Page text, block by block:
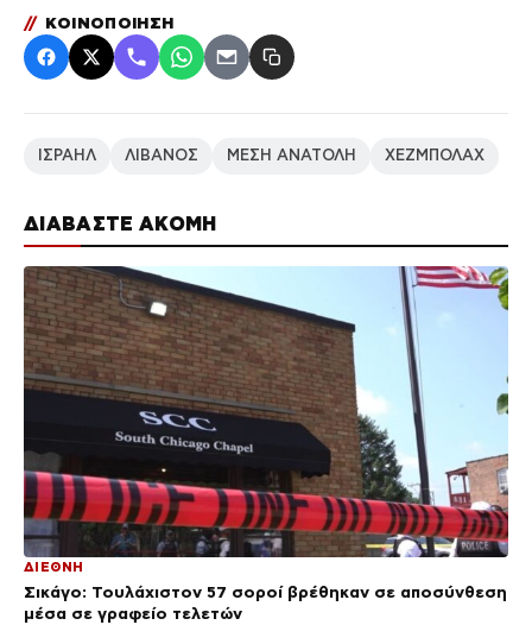
ΔΙΑΒΑΣΤΕ ΑΚΟΜΗ
ΔΙΕΘΝΗ
Σικάγο: Τουλάχιστον 57 σοροί βρέθηκαν σε αποσύνθεση
μέσα σε γραφείο τελετών
// ΚΟΙΝΟΠΟΙΗΣΗ
ΙΣΡΑΗΛ ΛΙΒΑΝΟΣ ΜΕΣΗ ΑΝΑΤΟΛΗ ΧΕΖΜΠΟΛΑΧ